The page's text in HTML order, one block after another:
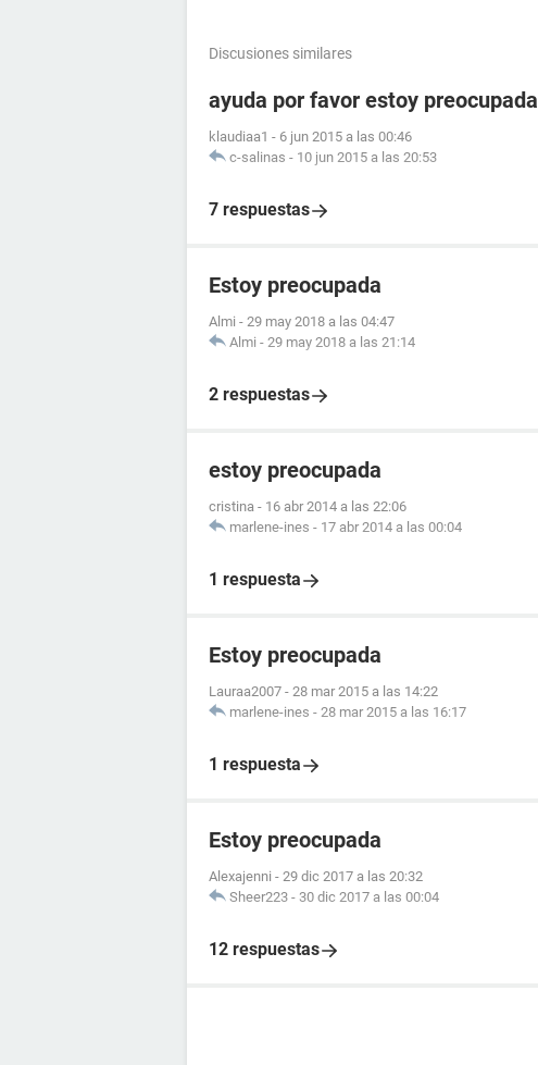
Discusiones similares
ayuda por favor estoy preocupada
klaudiaa1 - 6 jun 2015 a las 00:46
c-salinas - 10 jun 2015 a las 20:53
7 respuestas
Estoy preocupada
Almi - 29 may 2018 a las 04:47
Almi - 29 may 2018 a las 21:14
2 respuestas
estoy preocupada
cristina - 16 abr 2014 a las 22:06
marlene-ines - 17 abr 2014 a las 00:04
1 respuesta
Estoy preocupada
Lauraa2007 - 28 mar 2015 a las 14:22
marlene-ines - 28 mar 2015 a las 16:17
1 respuesta
Estoy preocupada
Alexajenni - 29 dic 2017 a las 20:32
Sheer223 - 30 dic 2017 a las 00:04
12 respuestas